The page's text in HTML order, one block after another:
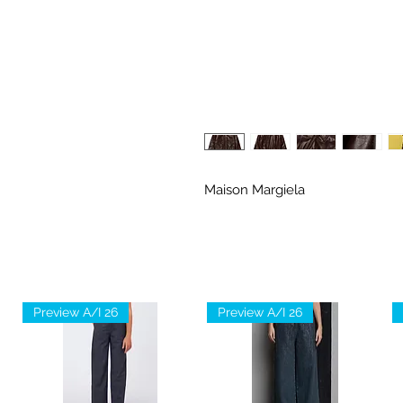
Maison Margiela
Preview A/I 26 Preview A/I 26